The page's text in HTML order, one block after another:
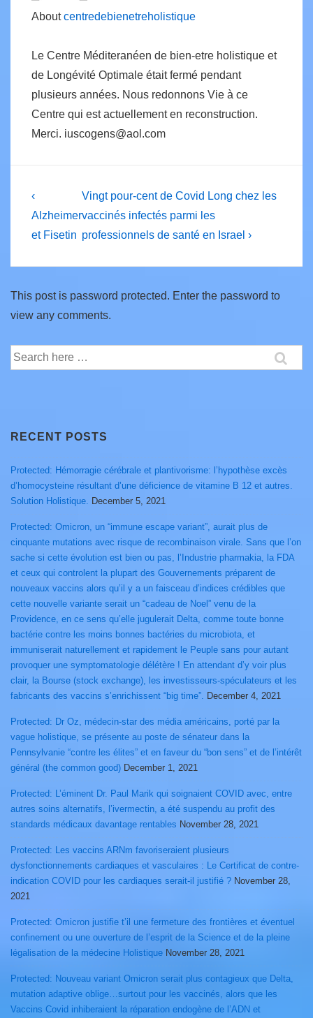
Aboutcentredebienetreholistique
Le Centre Méditeranéen de bien-etre holistique et
de Longévité Optimale était fermé pendant
plusieurs années. Nous redonnons Vie à ce
Centre qui est actuellement en reconstruction.
Merci. iuscogens@aol.com
Post
navigation
Previous
Post
is
‹
Alzheimer
et Fisetin
Next
Post
is
Vingt pour-cent de Covid Long chez les
vaccinés infectés parmi les
professionnels de santé en Israel ›
This post is password protected. Enter the password to
view any comments.
Search
for:
RECENT POSTS
Protected: Hémorragie cérébrale et plantivorisme: l’hypothèse excès
d’homocysteine résultant d’une déficience de vitamine B 12 et autres.
Solution Holistique. December 5, 2021
Protected: Omicron, un “immune escape variant”, aurait plus de
cinquante mutations avec risque de recombinaison virale. Sans que l’on
sache si cette évolution est bien ou pas, l’Industrie pharmakia, la FDA
et ceux qui controlent la plupart des Gouvernements préparent de
nouveaux vaccins alors qu’il y a un faisceau d’indices crédibles que
cette nouvelle variante serait un “cadeau de Noel” venu de la
Providence, en ce sens qu’elle jugulerait Delta, comme toute bonne
bactérie contre les moins bonnes bactéries du microbiota, et
immuniserait naturellement et rapidement le Peuple sans pour autant
provoquer une symptomatologie délétère ! En attendant d’y voir plus
clair, la Bourse (stock exchange), les investisseurs-spéculateurs et les
fabricants des vaccins s’enrichissent “big time”. December 4, 2021
Protected: Dr Oz, médecin-star des média américains, porté par la
vague holistique, se présente au poste de sénateur dans la
Pennsylvanie “contre les élites” et en faveur du “bon sens” et de l’intérêt
général (the common good) December 1, 2021
Protected: L’éminent Dr. Paul Marik qui soignaient COVID avec, entre
autres soins alternatifs, l’ivermectin, a été suspendu au profit des
standards médicaux davantage rentables November 28, 2021
Protected: Les vaccins ARNm favoriseraient plusieurs
dysfonctionnements cardiaques et vasculaires : Le Certificat de contre-
indication COVID pour les cardiaques serait-il justifié ? November 28,
2021
Protected: Omicron justifie t’il une fermeture des frontières et éventuel
confinement ou une ouverture de l’esprit de la Science et de la pleine
légalisation de la médecine Holistique November 28, 2021
Protected: Nouveau variant Omicron serait plus contagieux que Delta,
mutation adaptive oblige…surtout pour les vaccinés, alors que les
Vaccins Covid inhiberaient la réparation endogène de l’ADN et